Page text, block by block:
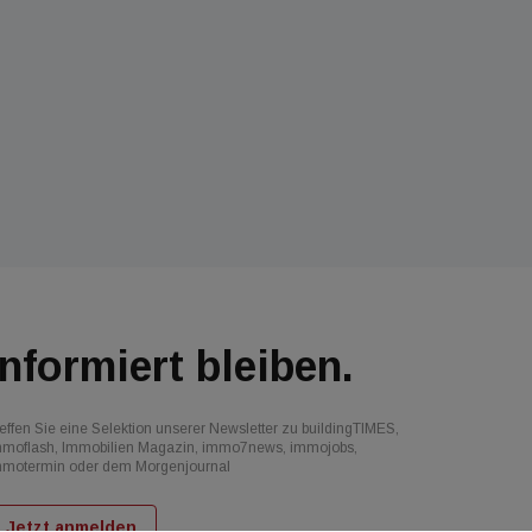
bleiben.
Sie eine Selektion unserer Newsletter zu buildingTIMES,
Immobilien Magazin, immo7news, immojobs,
oder dem Morgenjournal
Jetzt anmelden